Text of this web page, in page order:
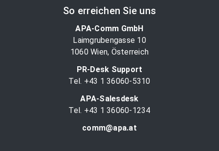
So erreichen Sie uns
APA-Comm GmbH
Laimgrubengasse 10
1060 Wien, Österreich
PR-Desk Support
Tel. +43 1 36060-5310
APA-Salesdesk
Tel. +43 1 36060-1234
comm@apa.at